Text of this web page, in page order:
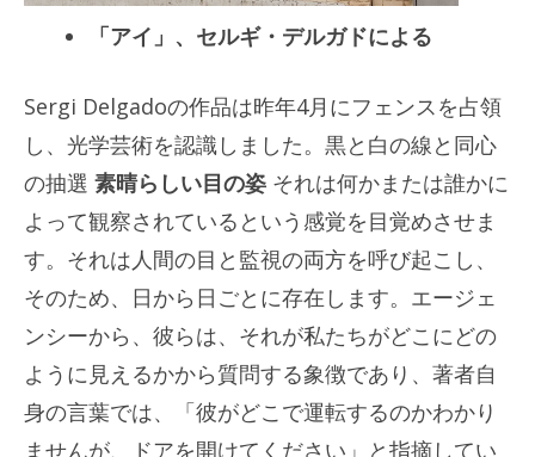
「アイ」、セルギ・デルガドによる
Sergi Delgadoの作品は昨年4月にフェンスを占領
し、光学芸術を認識しました。黒と白の線と同心
の抽選 素晴らしい目の姿 それは何かまたは誰かに
よって観察されているという感覚を目覚めさせま
す。それは人間の目と監視の両方を呼び起こし、
そのため、日から日ごとに存在します。エージェ
ンシーから、彼らは、それが私たちがどこにどの
ように見えるかから質問する象徴であり、著者自
身の言葉では、「彼がどこで運転するのかわかり
ませんが、ドアを開けてください」と指摘してい